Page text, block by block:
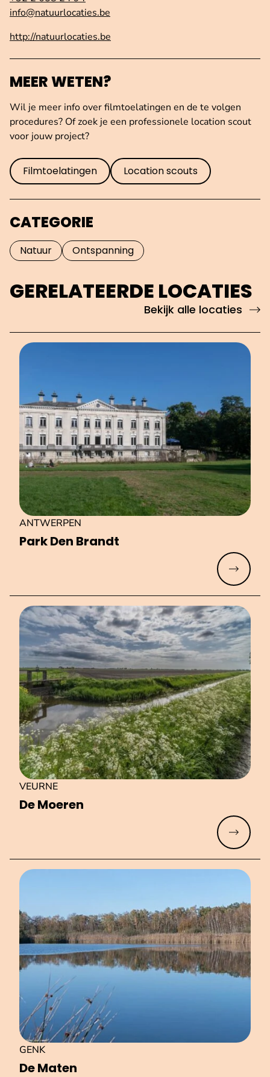
info@natuurlocaties.be
http://natuurlocaties.be
MEER WETEN?
Wil je meer info over filmtoelatingen en de te volgen
procedures? Of zoek je een professionele location scout
voor jouw project?
Filmtoelatingen Location scouts
CATEGORIE
Natuur Ontspanning
GERELATEERDE LOCATIES
Bekijk alle locaties
Park Den Brandt
ANTWERPEN
Meer
De Moeren
VEURNE
Meer
De Maten
GENK